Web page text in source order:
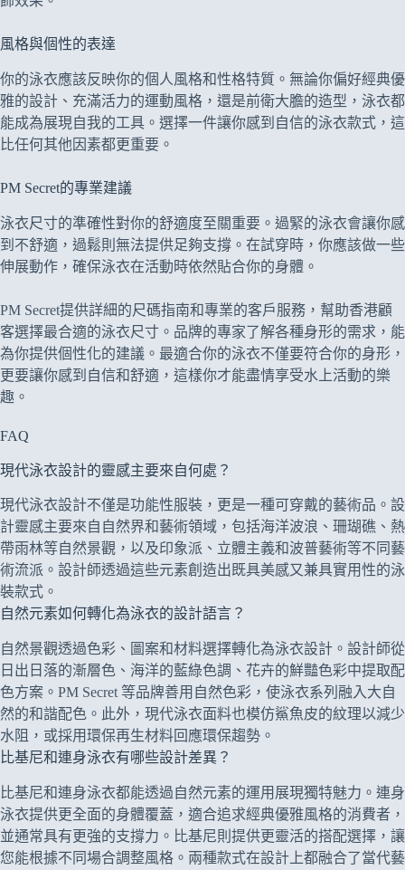
風格與個性的表達
你的泳衣應該反映你的個人風格和性格特質。無論你偏好經典優
雅的設計、充滿活力的運動風格，還是前衛大膽的造型，泳衣都
能成為展現自我的工具。選擇一件讓你感到自信的泳衣款式，這
比任何其他因素都更重要。
PM Secret的專業建議
泳衣尺寸的準確性對你的舒適度至關重要。過緊的泳衣會讓你感
到不舒適，過鬆則無法提供足夠支撐。在試穿時，你應該做一些
伸展動作，確保泳衣在活動時依然貼合你的身體。
PM Secret提供詳細的尺碼指南和專業的客戶服務，幫助香港顧
客選擇最合適的泳衣尺寸。品牌的專家了解各種身形的需求，能
為你提供個性化的建議。最適合你的泳衣不僅要符合你的身形，
更要讓你感到自信和舒適，這樣你才能盡情享受水上活動的樂
趣。
FAQ
現代泳衣設計的靈感主要來自何處？
現代泳衣設計不僅是功能性服裝，更是一種可穿戴的藝術品。設
計靈感主要來自自然界和藝術領域，包括海洋波浪、珊瑚礁、熱
帶雨林等自然景觀，以及印象派、立體主義和波普藝術等不同藝
術流派。設計師透過這些元素創造出既具美感又兼具實用性的泳
裝款式。
自然元素如何轉化為泳衣的設計語言？
自然景觀透過色彩、圖案和材料選擇轉化為泳衣設計。設計師從
日出日落的漸層色、海洋的藍綠色調、花卉的鮮豔色彩中提取配
色方案。PM Secret 等品牌善用自然色彩，使泳衣系列融入大自
然的和諧配色。此外，現代泳衣面料也模仿鯊魚皮的紋理以減少
水阻，或採用環保再生材料回應環保趨勢。
比基尼和連身泳衣有哪些設計差異？
比基尼和連身泳衣都能透過自然元素的運用展現獨特魅力。連身
泳衣提供更全面的身體覆蓋，適合追求經典優雅風格的消費者，
並通常具有更強的支撐力。比基尼則提供更靈活的搭配選擇，讓
您能根據不同場合調整風格。兩種款式在設計上都融合了當代藝